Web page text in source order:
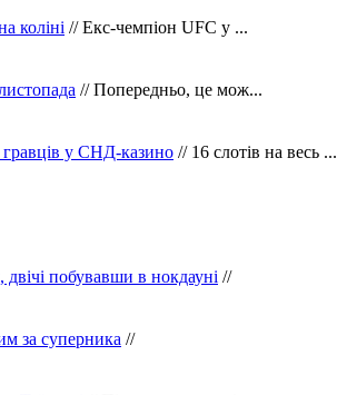
коліні // Екс-чемпіон UFC у ...
// Попередньо, це мож...
гравців у СНД-казино // 16 слотів на весь ...
побувавши в нокдауні //
за суперника //